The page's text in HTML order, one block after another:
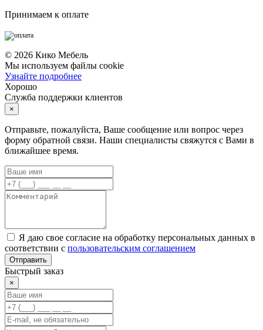
Принимаем к оплате
© 2026 Кико Мебель
Мы используем файлы cookie
Узнайте подробнее
Хорошо
Служба поддержки клиентов
×
Отправьте, пожалуйста, Ваше сообщение или вопрос через
форму обратной связи. Наши специалисты свяжутся с Вами в
ближайшее время.
Я даю свое согласие на обработку персональных данных в
соответствии с пользовательским соглашением
Отправить
Быстрый заказ
×